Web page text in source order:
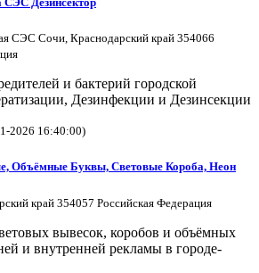
СЭС Сочи, Краснодарский край 354066
и бактерий городской
Дезинфекции и Дезинсекции
2026 16:40:00)
Объёмные Буквы, Световые Короба, Неон
край 354057 Российская Федерация
вывесок, коробов и объёмных
и внутренней рекламы в городе-